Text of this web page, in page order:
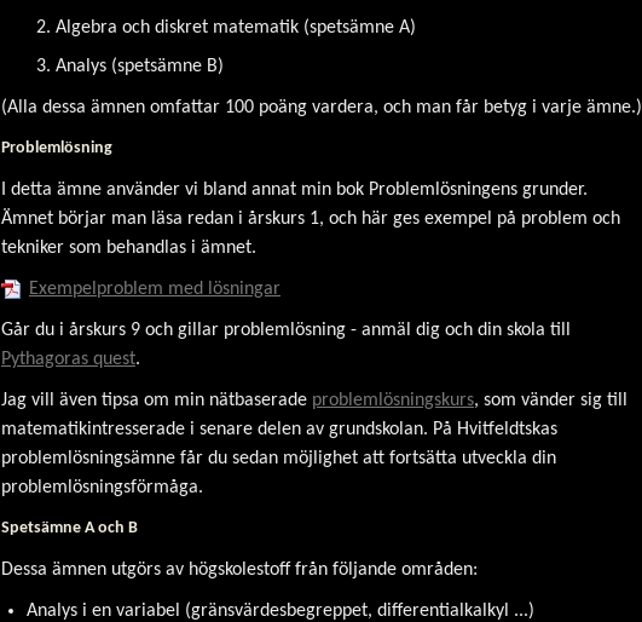
Algebra och diskret matematik (spetsämne A)
Analys (spetsämne B)
(Alla dessa ämnen omfattar 100 poäng vardera, och man får betyg i varje ämne.)
Problemlösning
I detta ämne använder vi bland annat min bok Problemlösningens grunder.
Ämnet börjar man läsa redan i årskurs 1, och här ges exempel på problem och
tekniker som behandlas i ämnet.
Exempelproblem med lösningar
Går du i årskurs 9 och gillar problemlösning - anmäl dig och din skola till
Pythagoras quest.
Jag vill även tipsa om min nätbaserade problemlösningskurs, som vänder sig till
matematikintresserade i senare delen av grundskolan. På Hvitfeldtskas
problemlösningsämne får du sedan möjlighet att fortsätta utveckla din
problemlösningsförmåga.
Spetsämne A och B
Dessa ämnen utgörs av högskolestoff från följande områden:
Analys i en variabel (gränsvärdesbegreppet, differentialkalkyl ...)